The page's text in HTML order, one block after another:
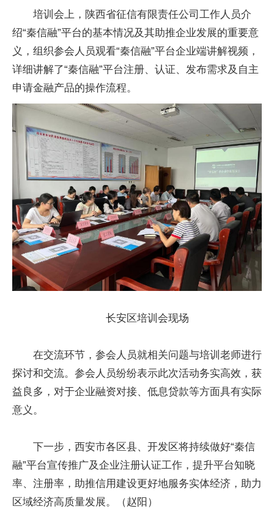
培训会上，陕西省征信有限责任公司工作人员介
绍“秦信融”平台的基本情况及其助推企业发展的重要意
义，组织参会人员观看“秦信融”平台企业端讲解视频，
详细讲解了“秦信融”平台注册、认证、发布需求及自主
申请金融产品的操作流程。
长安区培训会现场
在交流环节，参会人员就相关问题与培训老师进行
探讨和交流。参会人员纷纷表示此次活动务实高效，获
益良多，对于企业融资对接、低息贷款等方面具有实际
意义。
下一步，西安市各区县、开发区将持续做好“秦信
融”平台宣传推广及企业注册认证工作，提升平台知晓
率、注册率，助推信用建设更好地服务实体经济，助力
区域经济高质量发展。（赵阳）